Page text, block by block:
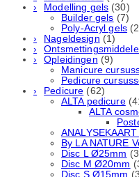
Modelling gels (30)
Builder gels (7)
Poly-Acryl gels
Nageldesign (1)
Opleidingen (9)
Manicure
Pedicure
Pedicure (62)
ALTA pedicure
ALTA
By LA NATURE
Disc L Ø25mm
Disc M Ø20mm
Disc S Ø15mm